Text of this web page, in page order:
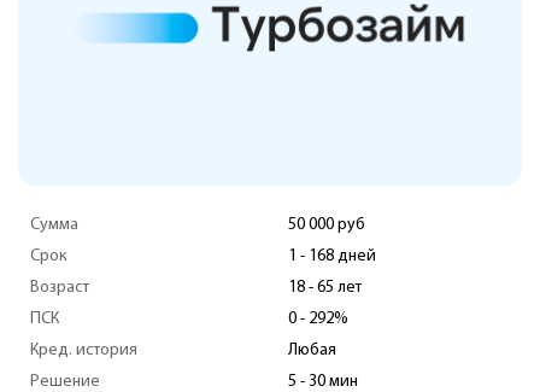
Сумма
100 000 руб
Срок
7 - 365 дней
Возраст
18 - 70 лет
0 - 292%
Кред. история
Любая
Решение
От 1 минуты